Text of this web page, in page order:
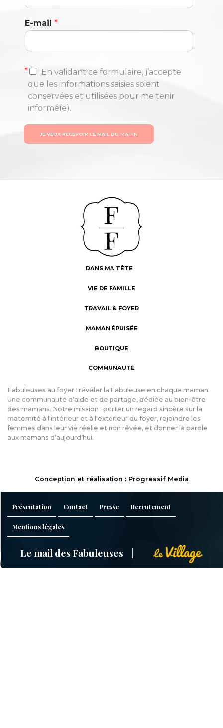
E-mail *
*
En validant ce formulaire, j’accepte
que les informations saisies soient
conservées et utilisées pour me tenir
informé(e).
JE VEUX RECEVOIR LE MAIL DU MATIN
DANS MA TÊTE
VIE DE FAMILLE
TRAVAIL & FOYER
MAMAN ÉPUISÉE
BOUTIQUE
COMMUNAUTÉ
Fabuleuses au foyer : révéler la Fabuleuse en chaque maman.
Une communauté d’aide et de partage, dédiée au bien-être
des mamans. Notre mission : porter un regard sincère sur la
maternité à l'intérieur et à l'extérieur du foyer, rejoindre les
femmes dans leur vie réelle et non rêvée, et donner la parole
aux mamans d’aujourd’hui.
Conception et réalisation : Progressif Media
Présentation Contact Presse Recrutement
Mentions légales
Le mail des Fabuleuses